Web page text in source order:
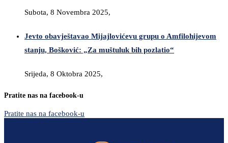
Subota, 8 Novembra 2025,
Jevto obavještavao Mijajlovićevu grupu o Amfilohijevom
stanju, Bošković: „Za muštuluk bih pozlatio“
Srijeda, 8 Oktobra 2025,
Pratite nas na facebook-u
Pratite nas na facebook-u